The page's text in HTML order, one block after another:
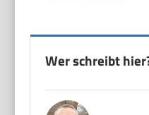
Wer schreibt